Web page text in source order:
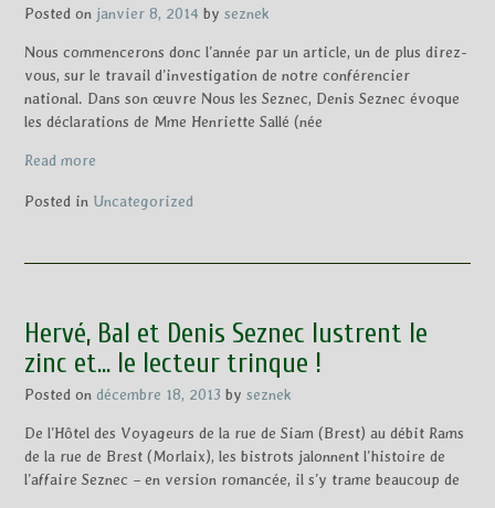
Posted on janvier 8, 2014 by seznek
Nous commencerons donc l’année par un article, un de plus direz-
vous, sur le travail d’investigation de notre conférencier
national. Dans son œuvre Nous les Seznec, Denis Seznec évoque
les déclarations de Mme Henriette Sallé (née
Read more
Posted in Uncategorized
Hervé, Bal et Denis Seznec lustrent le
zinc et… le lecteur trinque !
Posted on décembre 18, 2013 by seznek
De l’Hôtel des Voyageurs de la rue de Siam (Brest) au débit Rams
de la rue de Brest (Morlaix), les bistrots jalonnent l’histoire de
l’affaire Seznec – en version romancée, il s’y trame beaucoup de